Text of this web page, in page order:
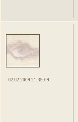
02.02.2009 21:39:09